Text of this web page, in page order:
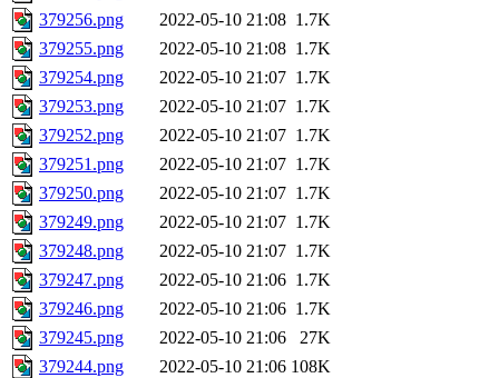
379256.png
2022-05-10 21:08 1.7K
379255.png
2022-05-10 21:08 1.7K
379254.png
2022-05-10 21:07 1.7K
379253.png
2022-05-10 21:07 1.7K
379252.png
2022-05-10 21:07 1.7K
379251.png
2022-05-10 21:07 1.7K
379250.png
2022-05-10 21:07 1.7K
379249.png
2022-05-10 21:07 1.7K
379248.png
2022-05-10 21:07 1.7K
379247.png
2022-05-10 21:06 1.7K
379246.png
2022-05-10 21:06 1.7K
379245.png
2022-05-10 21:06
27K
379244.png
2022-05-10 21:06 108K